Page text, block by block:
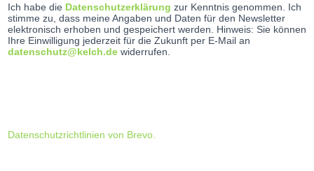
Ich habe die Datenschutzerklärung zur Kenntnis genommen. Ich
stimme zu, dass meine Angaben und Daten für den Newsletter
elektronisch erhoben und gespeichert werden. Hinweis: Sie können
Ihre Einwilligung jederzeit für die Zukunft per E-Mail an
datenschutz@kelch.de widerrufen.
Datenschutzrichtlinien von Brevo.